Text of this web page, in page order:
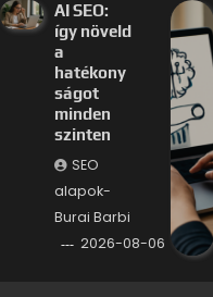
AI SEO:
így növeld
a
hatékony
ságot
minden
szinten
SEO
alapok-
Burai Barbi
2026-08-06